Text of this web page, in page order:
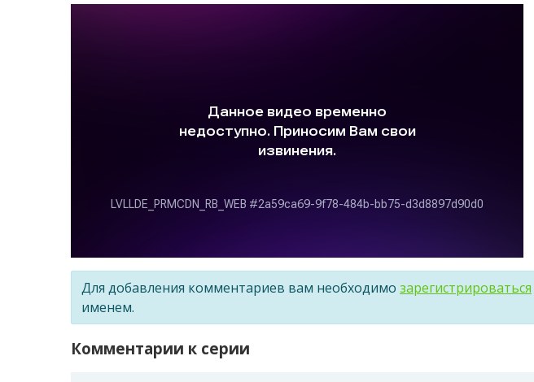
Для добавления комментариев вам необходимо зарегистрироваться
именем.
Комментарии к серии